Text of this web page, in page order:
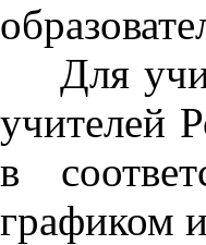
Для
учителей
в
графиком